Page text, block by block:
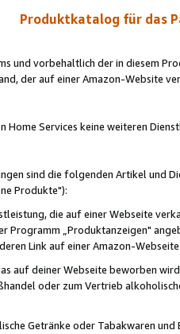
Produktkatalog für das
und vorbehaltlich der in diesem
der auf einer Amazon-Website
Home Services keine weiteren
sind die folgenden Artikel und
Produkte"):
die auf einer Webseite
Programm „Produktanzeigen"
Link auf einer Amazon-
auf deiner Webseite beworben
oder zum Vertrieb
Getränke oder Tabakwaren